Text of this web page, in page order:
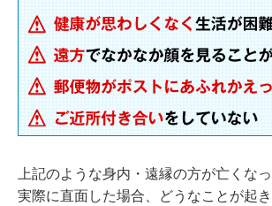
上記のような身内・遠縁の方が亡くな
実際に直面した場合、どうなことが起